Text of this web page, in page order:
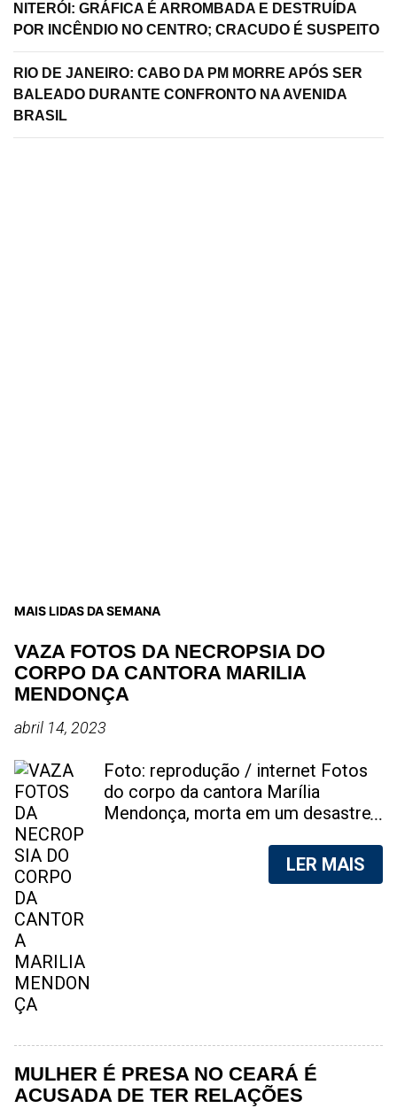
NITERÓI: GRÁFICA É ARROMBADA E DESTRUÍDA
POR INCÊNDIO NO CENTRO; CRACUDO É SUSPEITO
RIO DE JANEIRO: CABO DA PM MORRE APÓS SER
BALEADO DURANTE CONFRONTO NA AVENIDA
BRASIL
MAIS LIDAS DA SEMANA
VAZA FOTOS DA NECROPSIA DO
CORPO DA CANTORA MARILIA
MENDONÇA
abril 14, 2023
Foto: reprodução / internet Fotos
do corpo da cantora Marília
Mendonça, morta em um desastre
foram vazadas na internet. A
divulgação de fotos do corpo de
vendendo as fotos. Cada foto, no
valor de R$20 (Vinte reais). A
assessoria da família de Marília
LER MAIS
MULHER É PRESA NO CEARÁ É
ACUSADA DE TER RELAÇÕES